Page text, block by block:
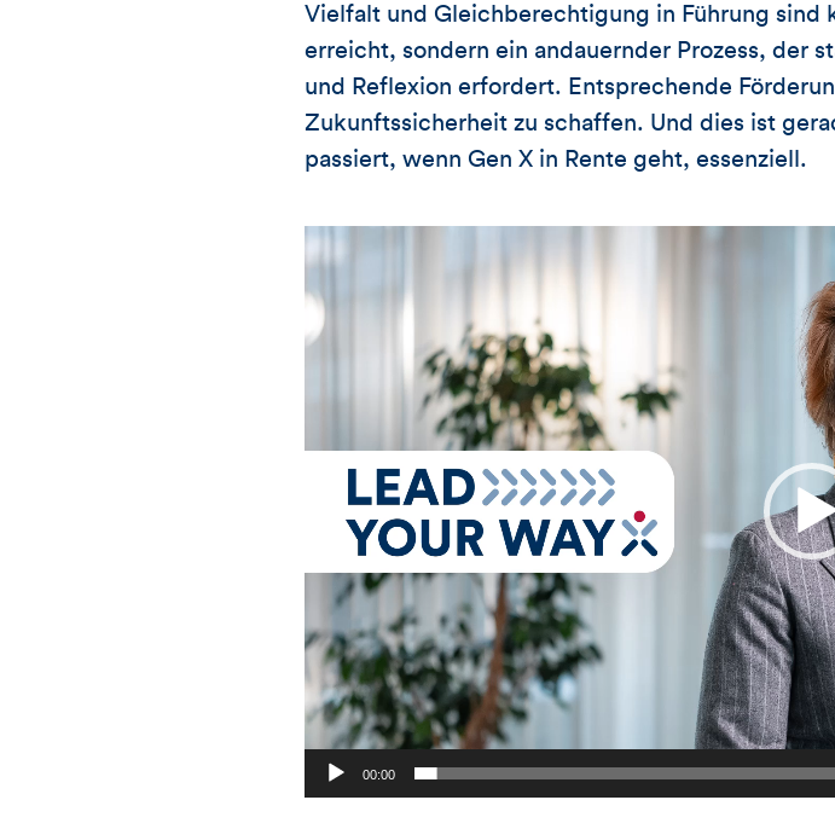
Vielfalt und Gleichberechtigung in Führung sind
erreicht, sondern ein andauernder Prozess, der
und Reflexion erfordert. Entsprechende
Zukunftssicherheit zu schaffen. Und dies ist
passiert, wenn Gen X in Rente geht, essenziell.
Video-
00:00